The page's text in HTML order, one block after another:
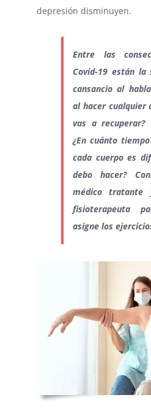
depresión disminuyen.
Entre las
Covid-19 están la
cansancio al
al hacer cualquier
vas a recuperar?
¿En cuánto
cada cuerpo es
debo hacer?
médico
fisioterapeuta
asigne los